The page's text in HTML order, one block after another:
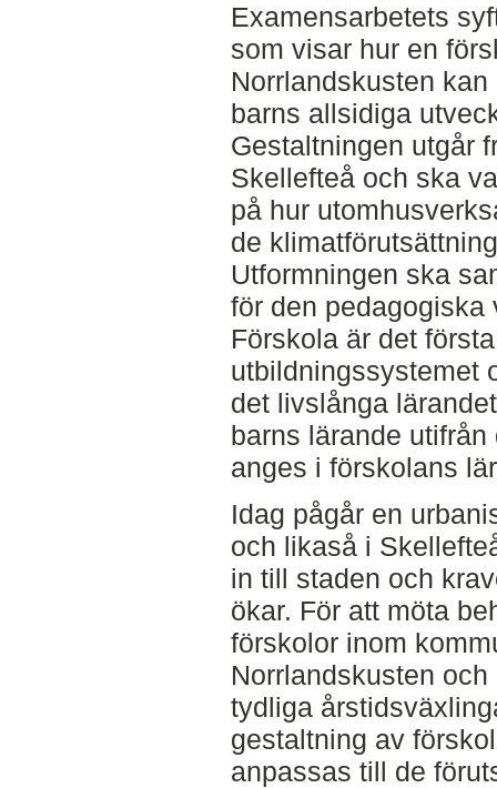
Examensarbetets
som visar hur en
Norrlandskusten
barns allsidiga
Gestaltningen utgår
Skellefteå och ska
på hur
de
Utformningen ska
för den pedagogiska
Förskola är det
utbildningssystemet
det livslånga
barns lärande
anges i förskolans
Idag pågår en
och likaså i
in till staden och
ökar. För att möta
förskolor inom
Norrlandskusten
tydliga
gestaltning av
anpassas till de